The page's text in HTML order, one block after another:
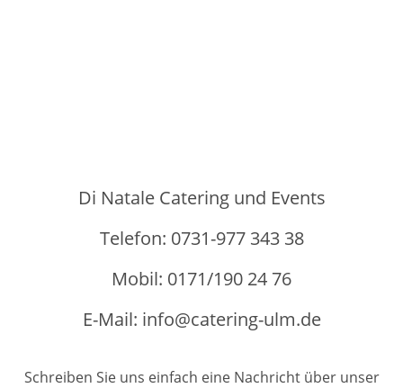
Di Natale Catering und Events
Telefon: 0731-977 343 38
Mobil: 0171/190 24 76
E-Mail: info@catering-ulm.de
Schreiben Sie uns einfach eine Nachricht über unser